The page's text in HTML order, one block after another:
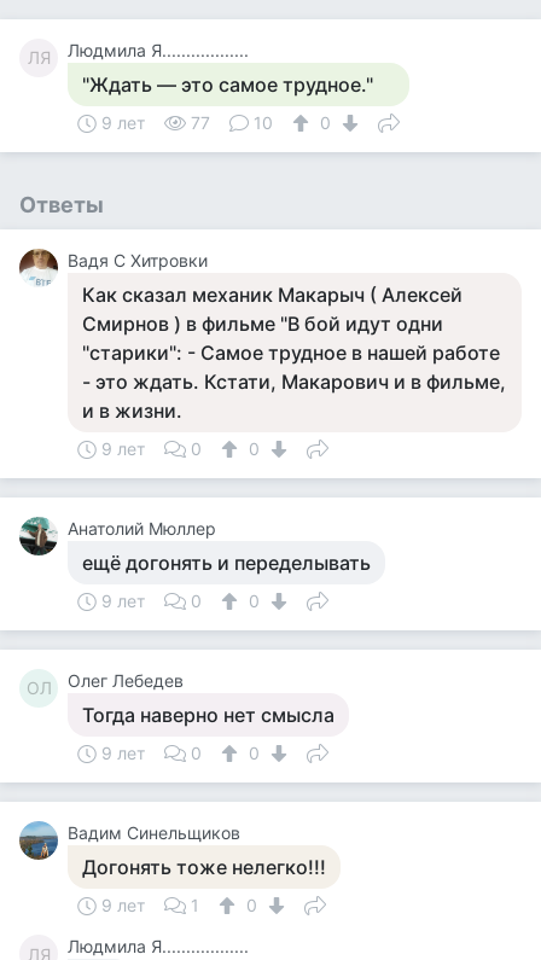
ЛЯ Людмила Я..................
"Ждать — это самое трудное."
9 лет 77 10 0
Ответы
Вадя С Хитровки
Как сказал механик Макарыч ( Алексей
Смирнов ) в фильме "В бой идут одни
"старики": - Самое трудное в нашей работе
- это ждать. Кстати, Макарович и в фильме,
и в жизни.
9 лет 0 0
Анатолий Мюллер
ещё догонять и переделывать
9 лет 0 0
ОЛ Олег Лебедев
Тогда наверно нет смысла
9 лет 0 0
Вадим Синельщиков
Догонять тоже нелегко!!!
9 лет 1 0
ЛЯ Людмила Я..................